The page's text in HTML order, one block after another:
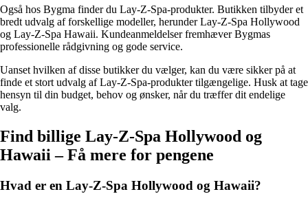
Også hos Bygma finder du Lay-Z-Spa-produkter. Butikken tilbyder et
bredt udvalg af forskellige modeller, herunder Lay-Z-Spa Hollywood
og Lay-Z-Spa Hawaii. Kundeanmeldelser fremhæver Bygmas
professionelle rådgivning og gode service.
Uanset hvilken af disse butikker du vælger, kan du være sikker på at
finde et stort udvalg af Lay-Z-Spa-produkter tilgængelige. Husk at tage
hensyn til din budget, behov og ønsker, når du træffer dit endelige
valg.
Find billige Lay-Z-Spa Hollywood og
Hawaii – Få mere for pengene
Hvad er en Lay-Z-Spa Hollywood og Hawaii?